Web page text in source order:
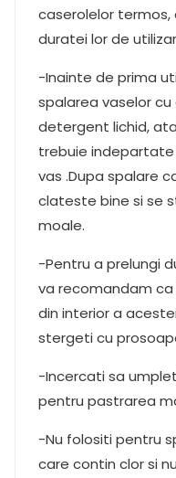
caserolelor
duratei lor de
-Inainte de prima
spalarea vaselor
detergent lichid,
trebuie
vas .Dupa spalare
clateste bine si se
moale.
-Pentru a prelungi
va recomandam
din interior a
stergeti cu
-Incercati sa
pentru pastrarea
-Nu folositi pentru
care contin clor si